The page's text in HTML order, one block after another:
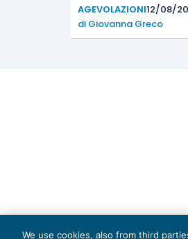
AGEVOLAZIONI12/08/
di Giovanna Greco
We use cookies, also from third